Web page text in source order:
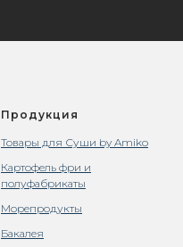
Продукция
Товары для Суши by Amiko
Картофель фри и
полуфабрикаты
Морепродукты
Бакалея